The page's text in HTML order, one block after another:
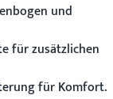
und
für zusätzlichen
für Komfort.